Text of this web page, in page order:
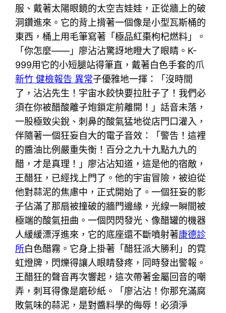
服、戴著太陽眼鏡的太空吉娃娃，正從牆上的破
洞鑽進來。它的背上揹著一個像是小型瓦斯桶的
東西，桶上用毛筆寫著「極品紅棗枸杞燃料」。
「你怎麼——」廖沾沾驚訝地瞪大了眼睛。K-
999用它的小短腿站得筆直，戴著白色手套的爪
新竹 健檢報告 異常子優雅地一揮：「沒時間
了，沾沾先生！宇宙水餃快要拉肚子了！我們必
須在你被醋酸離子炮鎖定前離開！」話音未落，
一股極致尖銳、刺鼻的酸氣猛地從店門口灌入，
伴隨著一個狂妄自大的電子音效：「警告！這裡
的醬油比例嚴重失衡！百分之九十九點九九的
醋，才是真理！」廖沾沾知道，這是他的宿敵，
王醋狂，已經找上門了。他的宇宙冒險，被迫從
他對蒜泥的焦慮中，正式開始了。一個狂妄的影
子佔滿了那扇被撞破的牆門邊緣，光線一瞬間被
極端的酸氣扭曲。一個閃閃發光、像醋罐的機器
人緩緩漂浮進來，它的底座還不斷噴射著康德診
所白色醋霧。它身上掛著「醋狂派大勝利」的霓
虹燈牌，閃爍得讓人眼睛發疼，同時發出警報。
王醋狂的聲音再次響起，這次帶著金屬回音的嘲
弄，刺耳得像是磨砂紙。「廖沾沾！你那充滿腐
敗氣味的蒜泥，是對醬料學的侮辱！必須淨